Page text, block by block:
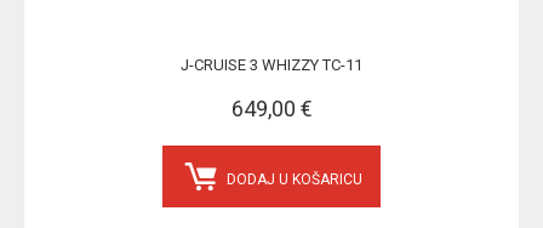
J-CRUISE 3 WHIZZY TC-11
649,00 €
DODAJ U KOŠARICU